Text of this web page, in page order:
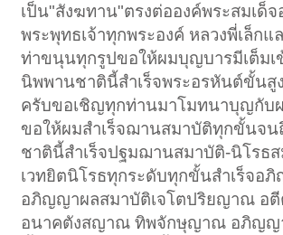
เป็น"สังฆทาน"ตรงต่อองค์พระสมเด็จ
พระพุทธเจ้าทุกพระองค์ หลวงพี่เล็กแ
ท่าขนุนทุกรูปขอให้ผมบุญบารมีเต็มเ
นิพพานชาตินี้สำเร็จพระอรหันต์ขั้นสู
ครับขอเชิญทุกท่านมาโมทนาบุญกับ
ขอให้ผมสำเร็จฌานสมาบัติทุกขั้นจน
ชาตินี้สำเร็จปฐมฌานสมาบัติ-นิโรธ
เวทยิตนิโรธทุกระดับทุกขั้นสำเร็จอ
อภิญญาผลสมาบัติเจโตปริยญาณ อ
อนาคตังสญาณ ทิพจักษุญาณ อภิญญ